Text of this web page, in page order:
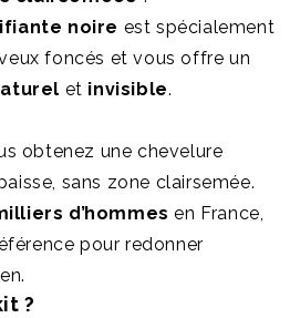
noire est spécialement
foncés et vous offre un
et invisible.
obtenez une chevelure
sans zone clairsemée.
d’hommes en France,
pour redonner
?